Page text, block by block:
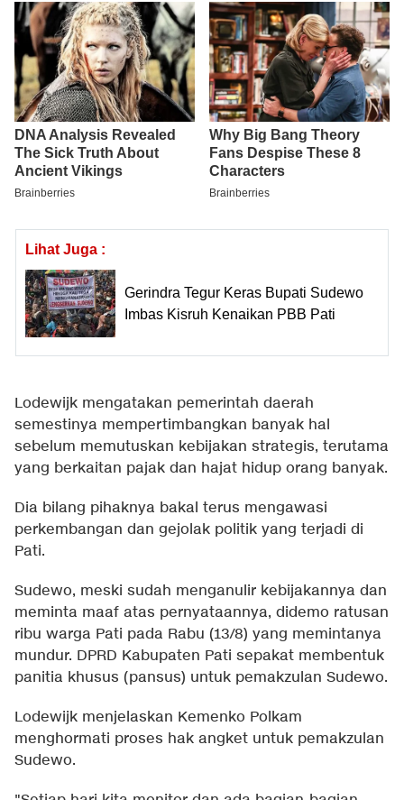
Lihat Juga :
Gerindra Tegur Keras Bupati Sudewo
Imbas Kisruh Kenaikan PBB Pati
Lodewijk mengatakan pemerintah daerah
semestinya mempertimbangkan banyak hal
sebelum memutuskan kebijakan strategis, terutama
yang berkaitan pajak dan hajat hidup orang banyak.
Dia bilang pihaknya bakal terus mengawasi
perkembangan dan gejolak politik yang terjadi di
Pati.
Sudewo, meski sudah menganulir kebijakannya dan
meminta maaf atas pernyataannya, didemo ratusan
ribu warga Pati pada Rabu (13/8) yang memintanya
mundur. DPRD Kabupaten Pati sepakat membentuk
panitia khusus (pansus) untuk pemakzulan Sudewo.
Lodewijk menjelaskan Kemenko Polkam
menghormati proses hak angket untuk pemakzulan
Sudewo.